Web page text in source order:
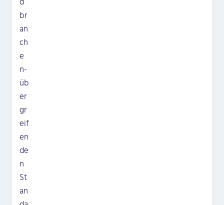
br
an
ch
e
n­
üb
er
gr
eif
en
de
n
St
an